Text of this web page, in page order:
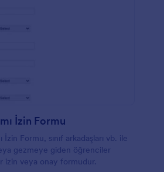
İzin Formu
İzin Formu, sınıf arkadaşları vb. ile
gezmeye giden öğrenciler
izin veya onay formudur.